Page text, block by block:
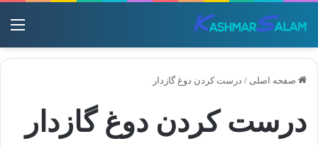
صفحه اصلی / درست کردن دوغ گازدار
درست کردن دوغ گازدار